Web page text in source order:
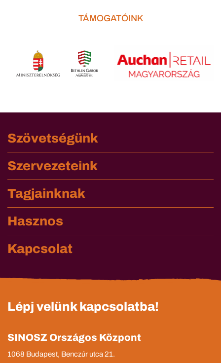
TÁMOGATÓINK
Szövetségünk
Szervezeteink
Tagjainknak
Hasznos
Kapcsolat
Lépj velünk kapcsolatba!
SINOSZ Országos Központ
1068 Budapest, Benczúr utca 21.